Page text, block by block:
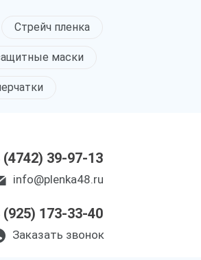
Стрейч пленка
маски
(4742) 39-97-13
info@plenka48.ru
(925) 173-33-40
Заказать звонок